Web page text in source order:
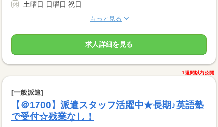
土曜日 日曜日 祝日
もっと見る
求人詳細を見る
1週間以内公開
[一般派遣]
【＠1700】派遣スタッフ活躍中★長期♪英語塾
で受付☆残業なし！